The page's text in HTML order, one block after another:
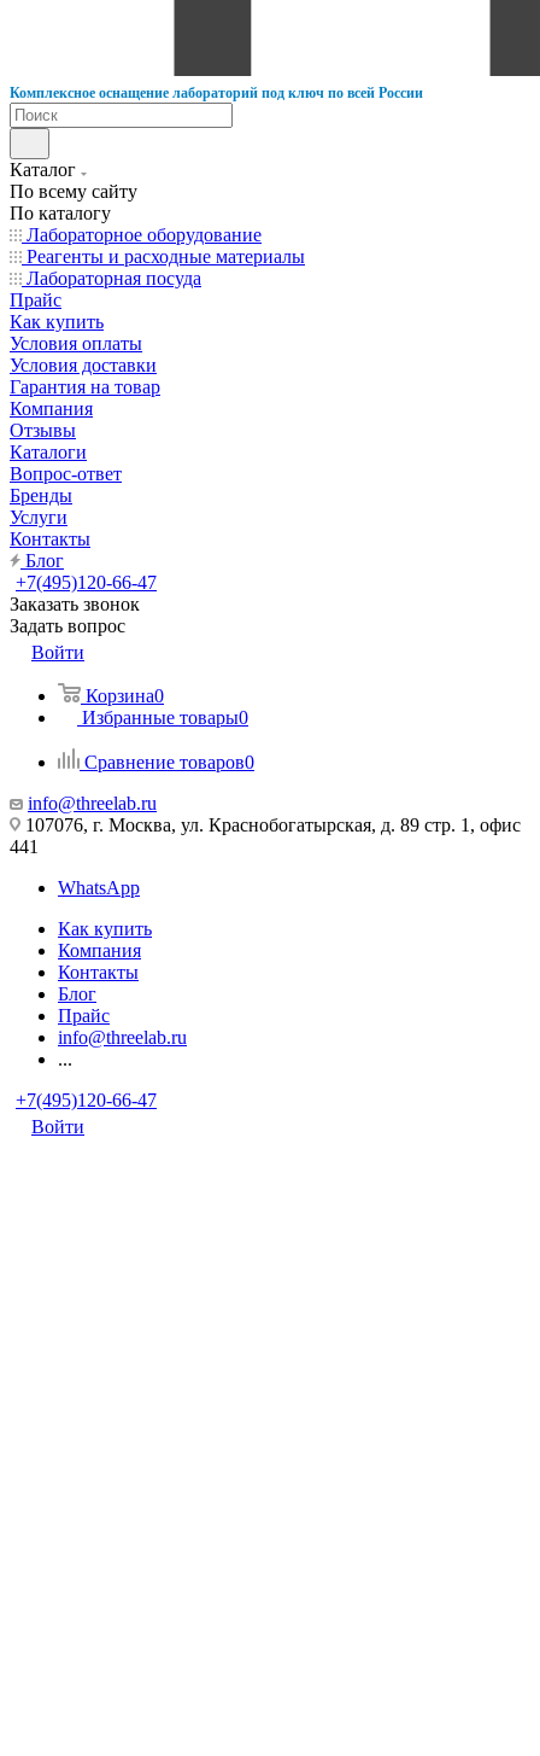
Комплексное оснащение лабораторий под ключ по всей России
Каталог
По всему сайту
По каталогу
Лабораторное оборудование
Реагенты и расходные материалы
Лабораторная посуда
Прайс
Как купить
Условия оплаты
Условия доставки
Гарантия на товар
Компания
Отзывы
Каталоги
Вопрос-ответ
Бренды
Услуги
Контакты
Блог
+7(495)120-66-47
Заказать звонок
Задать вопрос
Войти
Корзина0
Избранные товары0
Сравнение товаров0
info@threelab.ru
107076, г. Москва, ул. Краснобогатырская, д. 89 стр. 1, офис
441
WhatsApp
Как купить
Компания
Контакты
Блог
Прайс
info@threelab.ru
...
+7(495)120-66-47
Войти